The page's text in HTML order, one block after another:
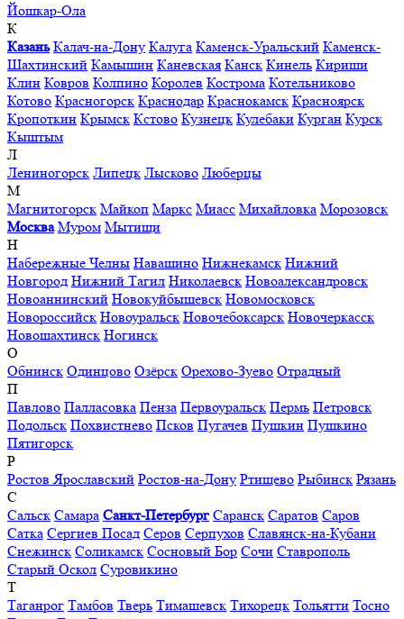
Йошкар-Ола
К
Казань Калач-на-Дону Калуга Каменск-Уральский Каменск-
Шахтинский Камышин Каневская Канск Кинель Кириши
Клин Ковров Колпино Королев Кострома Котельниково
Котово Красногорск Краснодар Краснокамск Красноярск
Кропоткин Крымск Кстово Кузнецк Кулебаки Курган Курск
Кыштым
Л
Лениногорск Липецк Лысково Люберцы
М
Магнитогорск Майкоп Маркс Миасс Михайловка Морозовск
Москва Муром Мытищи
Н
Набережные Челны Навашино Нижнекамск Нижний
Новгород Нижний Тагил Николаевск Новоалександровск
Новоаннинский Новокуйбышевск Новомосковск
Новороссийск Новоуральск Новочебоксарск Новочеркасск
Новошахтинск Ногинск
О
Обнинск Одинцово Озёрск Орехово-Зуево Отрадный
П
Павлово Палласовка Пенза Первоуральск Пермь Петровск
Подольск Похвистнево Псков Пугачев Пушкин Пушкино
Пятигорск
Р
Ростов Ярославский Ростов-на-Дону Ртищево Рыбинск Рязань
С
Сальск Самара Санкт-Петербург Саранск Саратов Саров
Сатка Сергиев Посад Серов Серпухов Славянск-на-Кубани
Снежинск Соликамск Сосновый Бор Сочи Ставрополь
Старый Оскол Суровикино
Т
Таганрог Тамбов Тверь Тимашевск Тихорецк Тольятти Тосно